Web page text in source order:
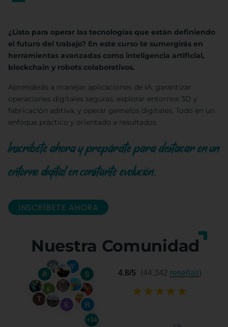
¿Listo para operar las tecnologías que están definiendo
el futuro del trabajo? En este curso te sumergirás en
herramientas avanzadas como inteligencia artificial,
blockchain y robots colaborativos.
Aprenderás a manejar aplicaciones de IA, garantizar
operaciones digitales seguras, explorar entornos 3D y
fabricación aditiva, y operar gemelos digitales. Todo en un
enfoque práctico y orientado a resultados.
Inscríbete ahora y prepárate para destacar en un
entorno digital en constante evolución.
INSCRÍBETE AHORA
Nuestra Comunidad
+34
4.8/5 (44,342 reseñas)
★★★★★